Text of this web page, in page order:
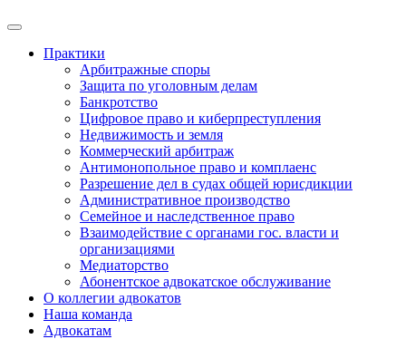
Практики
Арбитражные споры
Защита по уголовным делам
Банкротство
Цифровое право и киберпреступления
Недвижимость и земля
Коммерческий арбитраж
Антимонопольное право и комплаенс
Разрешение дел в судах общей юрисдикции
Административное производство
Семейное и наследственное право
Взаимодействие с органами гос. власти и
организациями
Медиаторство
Абонентское адвокатское обслуживание
О коллегии адвокатов
Наша команда
Адвокатам